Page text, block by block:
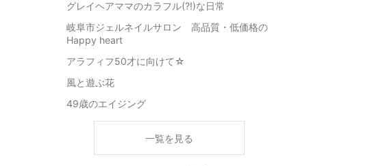
グレイヘアママのカラフル(?!)な日常
岐阜市ジェルネイルサロン 高品質・低価格の
Happy heart
アラフィフ50才に向けて☆
風と遊ぶ花
49歳のエイジング
一覧を見る